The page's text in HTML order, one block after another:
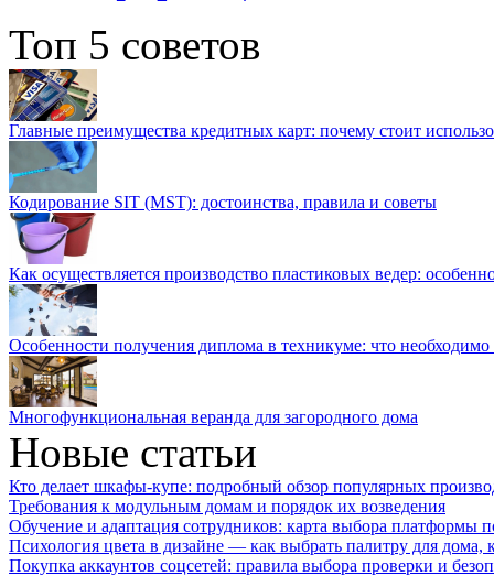
Топ 5 советов
Главные преимущества кредитных карт: почему стоит
Кодирование SIT (MST): достоинства, правила и советы
Как осуществляется производство пластиковых ведер:
Особенности получения диплома в техникуме: что необходимо
Многофункциональная веранда для загородного дома
Новые статьи
Кто делает шкафы-купе: подробный обзор популярных
Требования к модульным домам и порядок их возведения
Обучение и адаптация сотрудников: карта выбора платформы
Психология цвета в дизайне — как выбрать палитру для дома,
Покупка аккаунтов соцсетей: правила выбора проверки и